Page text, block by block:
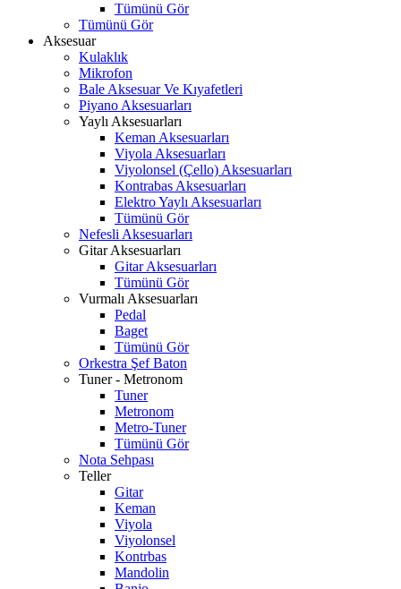
Tümünü Gör
Tümünü Gör
Aksesuar
Kulaklık
Mikrofon
Bale Aksesuar Ve Kıyafetleri
Piyano Aksesuarları
Yaylı Aksesuarları
Keman Aksesuarları
Viyola Aksesuarları
Viyolonsel (Çello) Aksesuarları
Kontrabas Aksesuarları
Elektro Yaylı Aksesuarları
Tümünü Gör
Nefesli Aksesuarları
Gitar Aksesuarları
Gitar Aksesuarları
Tümünü Gör
Vurmalı Aksesuarları
Pedal
Baget
Tümünü Gör
Orkestra Şef Baton
Tuner - Metronom
Tuner
Metronom
Metro-Tuner
Tümünü Gör
Nota Sehpası
Teller
Gitar
Keman
Viyola
Viyolonsel
Kontrbas
Mandolin